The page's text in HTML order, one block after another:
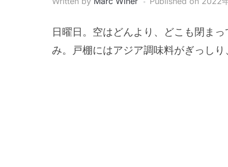
日曜日。空はどんより、どこも閉ま
み。戸棚にはアジア調味料がぎっしり